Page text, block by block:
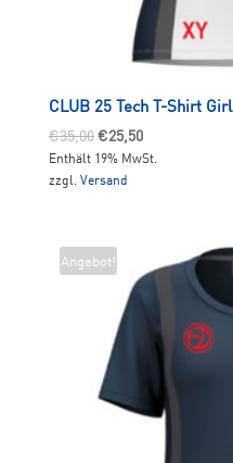
CLUB 25 Tech T-Shirt Girl
€35,00Ursprünglicher
Preis
war:
€25,50Aktueller
Preis
Enthält 19% MwSt.
zzgl. Versand
Angebot!